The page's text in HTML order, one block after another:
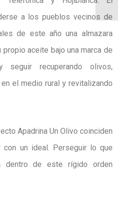
a los pueblos vecinos de
de este año una almazara
aceite bajo una marca de
seguir recuperando olivos,
el medio rural y revitalizando
Apadrina Un Olivo coinciden
con un ideal. Perseguir lo que
dentro de este rígido orden